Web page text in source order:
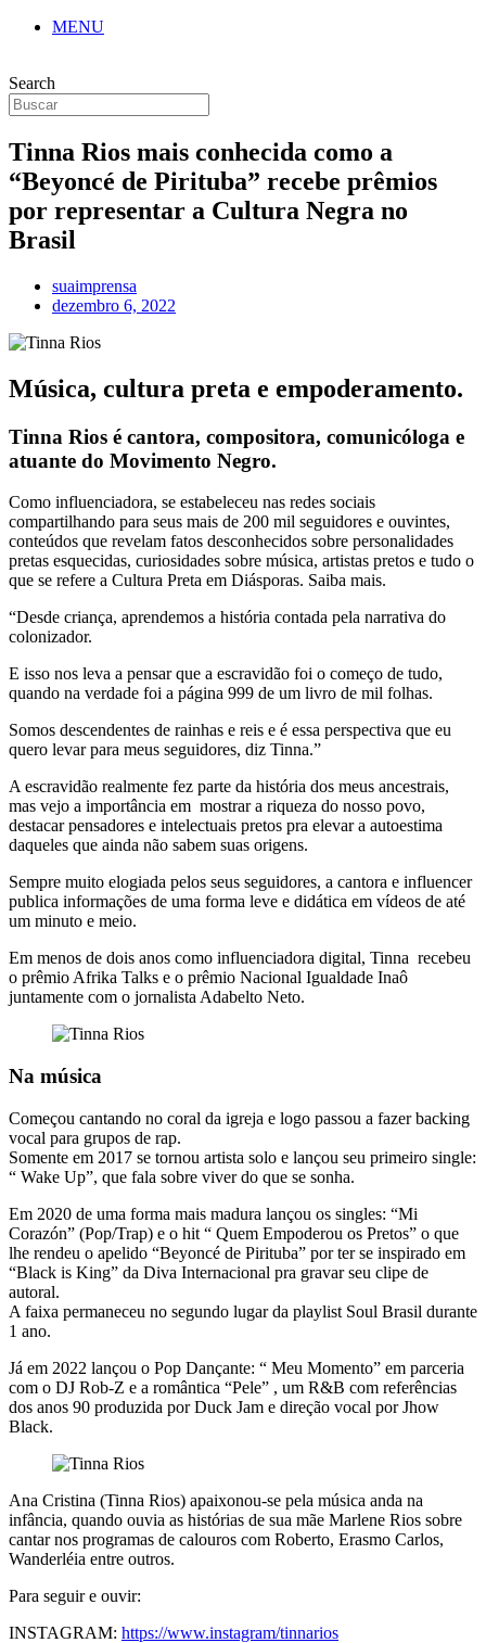
MENU
Search
Tinna Rios mais conhecida como a
“Beyoncé de Pirituba” recebe prêmios
por representar a Cultura Negra no
Brasil
suaimprensa
dezembro 6, 2022
Música, cultura preta e empoderamento.
Tinna Rios é cantora, compositora, comunicóloga e
atuante do Movimento Negro.
Como influenciadora, se estabeleceu nas redes sociais
compartilhando para seus mais de 200 mil seguidores e ouvintes,
conteúdos que revelam fatos desconhecidos sobre personalidades
pretas esquecidas, curiosidades sobre música, artistas pretos e tudo o
que se refere a Cultura Preta em Diásporas. Saiba mais.
“Desde criança, aprendemos a história contada pela narrativa do
colonizador.
E isso nos leva a pensar que a escravidão foi o começo de tudo,
quando na verdade foi a página 999 de um livro de mil folhas.
Somos descendentes de rainhas e reis e é essa perspectiva que eu
quero levar para meus seguidores, diz Tinna.”
A escravidão realmente fez parte da história dos meus ancestrais,
mas vejo a importância em mostrar a riqueza do nosso povo,
destacar pensadores e intelectuais pretos pra elevar a autoestima
daqueles que ainda não sabem suas origens.
Sempre muito elogiada pelos seus seguidores, a cantora e influencer
publica informações de uma forma leve e didática em vídeos de até
um minuto e meio.
Em menos de dois anos como influenciadora digital, Tinna recebeu
o prêmio Afrika Talks e o prêmio Nacional Igualdade Inaô
juntamente com o jornalista Adabelto Neto.
Na música
Começou cantando no coral da igreja e logo passou a fazer backing
vocal para grupos de rap.
Somente em 2017 se tornou artista solo e lançou seu primeiro single:
“ Wake Up”, que fala sobre viver do que se sonha.
Em 2020 de uma forma mais madura lançou os singles: “Mi
Corazón” (Pop/Trap) e o hit “ Quem Empoderou os Pretos” o que
lhe rendeu o apelido “Beyoncé de Pirituba” por ter se inspirado em
“Black is King” da Diva Internacional pra gravar seu clipe de
autoral.
A faixa permaneceu no segundo lugar da playlist Soul Brasil durante
1 ano.
Já em 2022 lançou o Pop Dançante: “ Meu Momento” em parceria
com o DJ Rob-Z e a romântica “Pele” , um R&B com referências
dos anos 90 produzida por Duck Jam e direção vocal por Jhow
Black.
Ana Cristina (Tinna Rios) apaixonou-se pela música anda na
infância, quando ouvia as histórias de sua mãe Marlene Rios sobre
cantar nos programas de calouros com Roberto, Erasmo Carlos,
Wanderléia entre outros.
Para seguir e ouvir:
INSTAGRAM: https://www.instagram/tinnarios